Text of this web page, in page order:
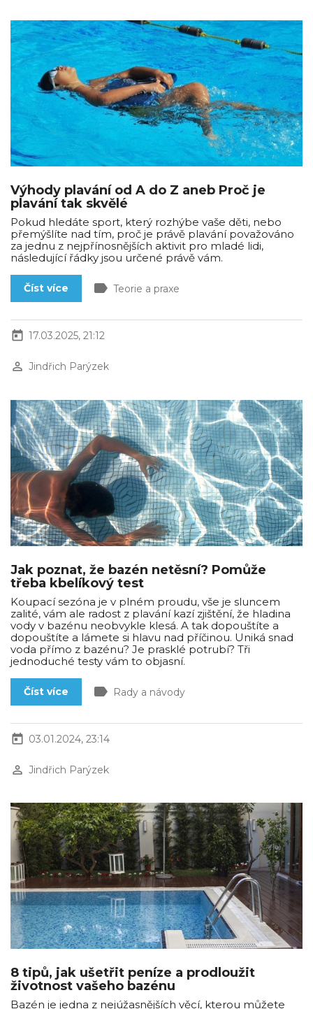
Výhody plavání od A do Z aneb Proč je
plavání tak skvělé
Pokud hledáte sport, který rozhýbe vaše děti, nebo
přemýšlíte nad tím, proč je právě plavání považováno
za jednu z nejpřínosnějších aktivit pro mladé lidi,
následující řádky jsou určené právě vám.
Číst více label Teorie a praxe
today 17.03.2025, 21:12
perm_identity Jindřich Parýzek
Jak poznat, že bazén netěsní? Pomůže
třeba kbelíkový test
Koupací sezóna je v plném proudu, vše je sluncem
zalité, vám ale radost z plavání kazí zjištění, že hladina
vody v bazénu neobvykle klesá. A tak dopouštíte a
dopouštíte a lámete si hlavu nad příčinou. Uniká snad
voda přímo z bazénu? Je prasklé potrubí? Tři
jednoduché testy vám to objasní.
Číst více label Rady a návody
today 03.01.2024, 23:14
perm_identity Jindřich Parýzek
8 tipů, jak ušetřit peníze a prodloužit
životnost vašeho bazénu
Bazén je jedna z nejúžasnějších věcí, kterou můžete